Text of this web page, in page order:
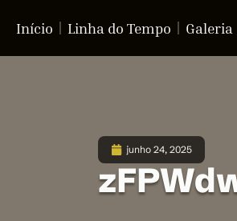
Início Linha do Tempo Galeria
junho 24, 2025